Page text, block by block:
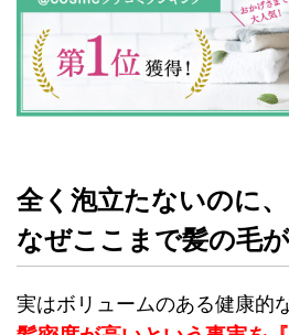
全く泡立たないのに、
なぜここまで髪の毛
実はボリュームのある健康的